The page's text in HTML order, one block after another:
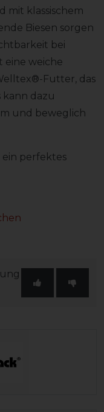
mit klassischem
Biesen sorgen
bei
eine weiche
Futter, das
kann dazu
und beweglich
perfektes